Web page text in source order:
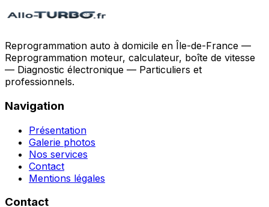
Reprogrammation auto à domicile en Île-de-France —
Reprogrammation moteur, calculateur, boîte de vitesse
— Diagnostic électronique — Particuliers et
professionnels.
Navigation
Présentation
Galerie photos
Nos services
Contact
Mentions légales
Contact